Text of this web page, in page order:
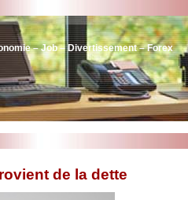
– Job – Divertissement – Forex
de la dette